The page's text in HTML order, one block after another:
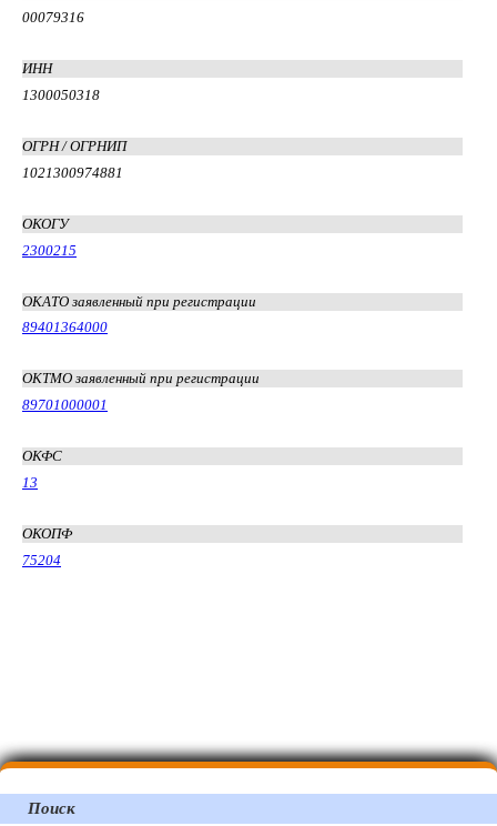
00079316
ИНН
1300050318
ОГРН / ОГРНИП
1021300974881
ОКОГУ
2300215
ОКАТО заявленный при регистрации
89401364000
ОКТМО заявленный при регистрации
89701000001
ОКФС
13
ОКОПФ
75204
Поиск